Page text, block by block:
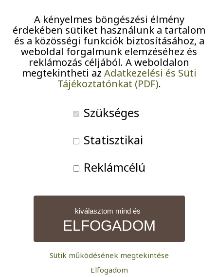
Októberben a Soproni Idősek Világnapi rendezvényére
kaptunk meghívást, ahol zuglói lakóinkkal egy
gyalogtúrán vettünk részt a szívünk egészségéért és az
egészséges idősekért.
en gyalogoltunk együtt és 6-7 km-t tettünk meg.
A közös piknik ebéd alatt a parkban volt lehetőség
A kényelmes böngészési élmény
érdekében sütiket használunk a tartalom
és a közösségi funkciók biztosításához, a
weboldal forgalmunk elemzéséhez és
reklámozás céljából. A weboldalon
megtekintheti az Adatkezelési és Süti
Tájékoztatónkat (PDF).
Szükséges
Statisztikai
Reklámcélú
kiválasztom mind és
ELFOGADOM
Sütik működésének megtekintése
Elfogadom
Járványügyi intézkedések